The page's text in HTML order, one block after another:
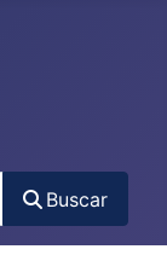
Buscar